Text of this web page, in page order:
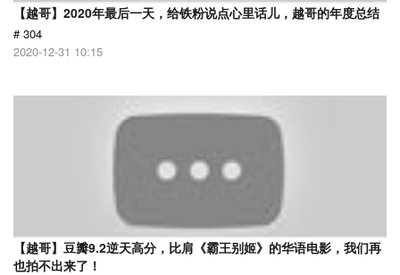
【越哥】2020年最后一天，给铁粉说点心里话儿，越哥的年度总结
# 304
2020-12-31 10:15
【越哥】豆瓣9.2逆天高分，比肩《霸王别姬》的华语电影，我们再
也拍不出来了！